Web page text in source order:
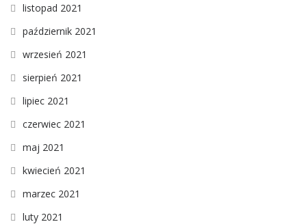
listopad 2021
październik 2021
wrzesień 2021
sierpień 2021
lipiec 2021
czerwiec 2021
maj 2021
kwiecień 2021
marzec 2021
luty 2021